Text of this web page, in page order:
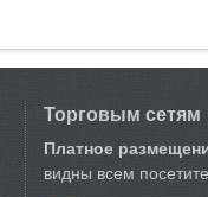
Торговым сетям
Платное
видны всем